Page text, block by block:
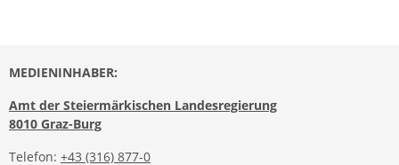
MEDIENINHABER:
Amt der Steiermärkischen Landesregierung
8010 Graz-Burg
Telefon: +43 (316) 877-0